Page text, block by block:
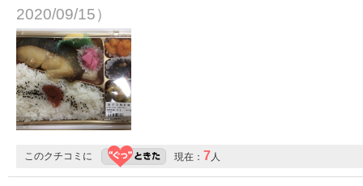
2020/09/15）
このクチコミに 現在： 7人